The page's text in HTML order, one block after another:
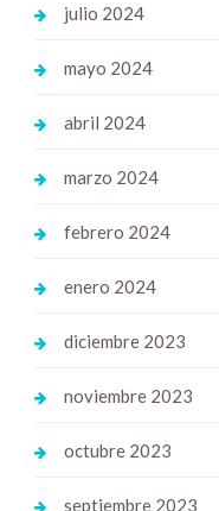
julio 2024
mayo 2024
abril 2024
marzo 2024
febrero 2024
enero 2024
diciembre 2023
noviembre 2023
octubre 2023
septiembre 2023